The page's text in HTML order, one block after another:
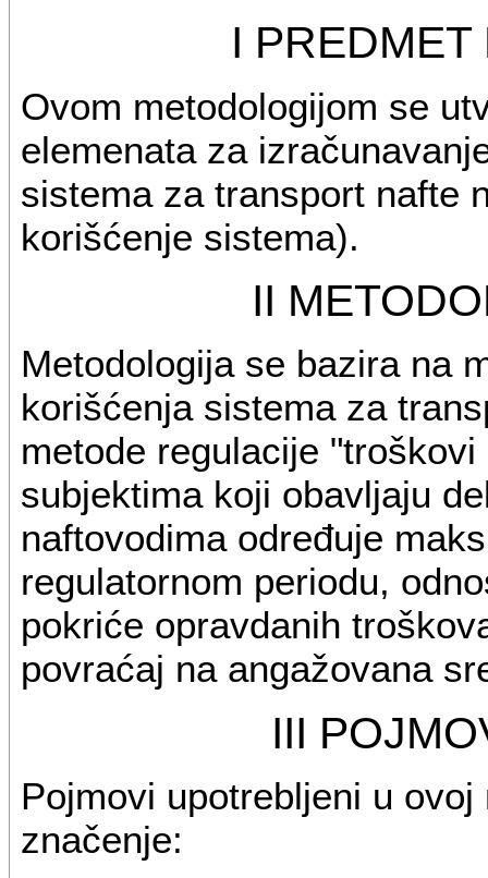
I
Ovom metodologijom se
elemenata za
sistema za transport nafte
korišćenje sistema).
II
Metodologija se bazira na
korišćenja sistema za
metode regulacije
subjektima koji obavljaju
naftovodima određuje
regulatornom periodu,
pokriće opravdanih
povraćaj na angažovana
III
Pojmovi upotrebljeni u
značenje: